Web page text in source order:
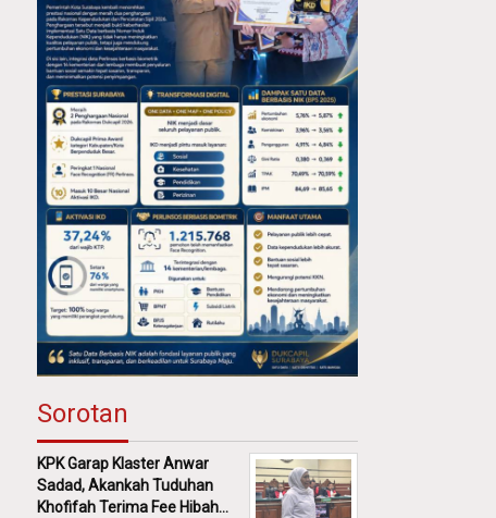
Sorotan
KPK Garap Klaster Anwar
Sadad, Akankah Tuduhan
Khofifah Terima Fee Hibah